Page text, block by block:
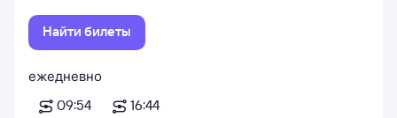
Найти билеты
ежедневно
09:54
16:44